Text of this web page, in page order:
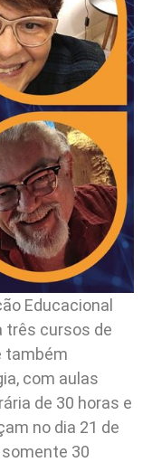
Educacional
três cursos de
também
com aulas
de 30 horas e
no dia 21 de
30